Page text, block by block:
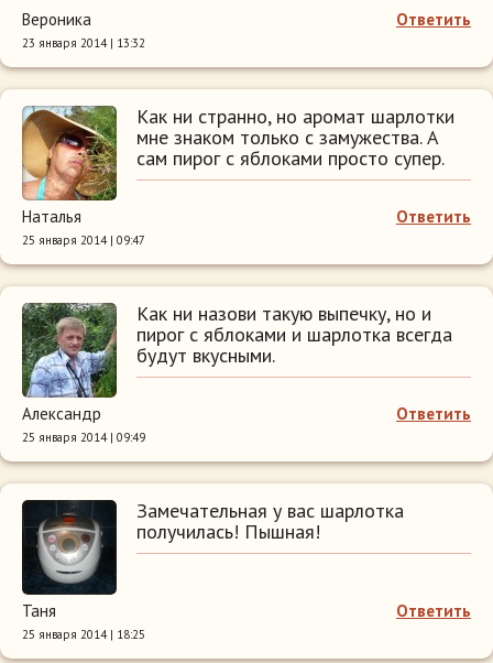
Ответить
Вероника
23 января 2014 | 13:32
Как ни странно, но аромат шарлотки
мне знаком только с замужества. А
сам пирог с яблоками просто супер.
Ответить
Наталья
25 января 2014 | 09:47
Как ни назови такую выпечку, но и
пирог с яблоками и шарлотка всегда
будут вкусными.
Ответить
Александр
25 января 2014 | 09:49
Замечательная у вас шарлотка
получилась! Пышная!
Ответить
Таня
25 января 2014 | 18:25